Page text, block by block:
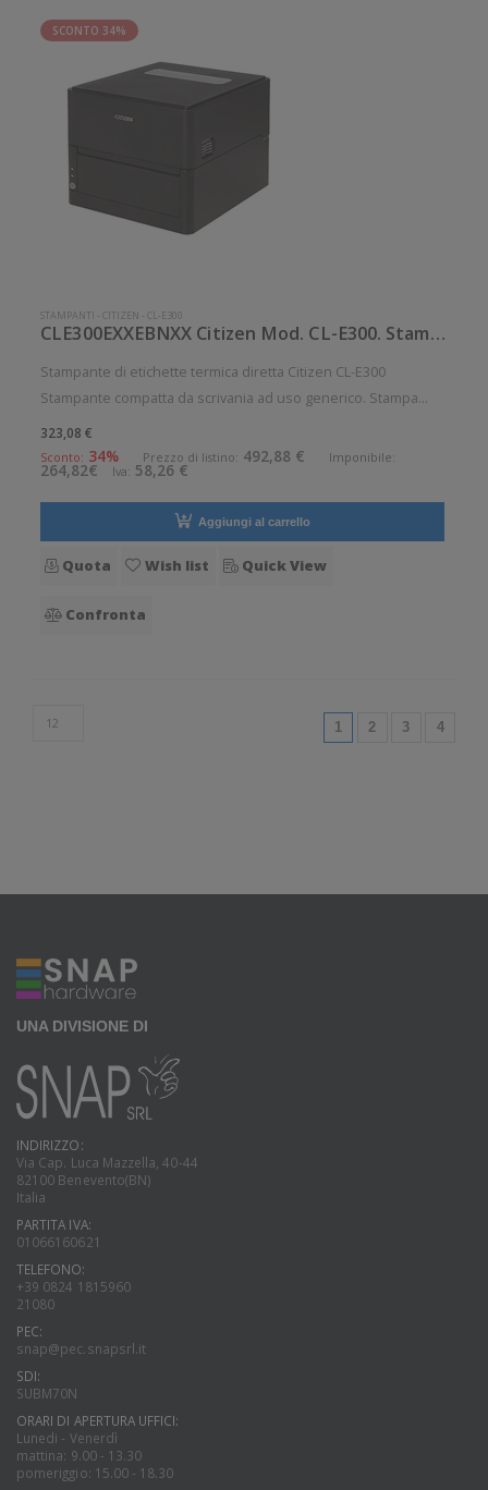
SCONTO 34%
STAMPANTI -CITIZEN -CL-E300
CLE300EXXEBNXX Citizen Mod. CL-E300. Stampante di etichette.
Stampante di etichette termica diretta Citizen CL-E300
Stampante compatta da scrivania ad uso generico. Stampa
termica diretta. Velocit di stampa: 200 mm/sec Risoluzione di
stampa: 8 dot/mm Supporto di stampa: Cartellini, Etichette,
323,08 €
Sconto: 34% Prezzo di listino: 492,88 € Imponibile:
264,82€ Iva: 58,26 €
Aggiungi al carrello
Quota Wish list Quick View
Confronta
1 (current)
2 3 4
UNA DIVISIONE DI
INDIRIZZO:
Via Cap. Luca Mazzella, 40-44
82100 Benevento(BN)
Italia
PARTITA IVA:
01066160621
TELEFONO:
+39 0824 1815960
21080
PEC:
snap@pec.snapsrl.it
SDI:
SUBM70N
ORARI DI APERTURA UFFICI:
Lunedi - Venerdì
mattina: 9.00 - 13.30
pomeriggio: 15.00 - 18.30